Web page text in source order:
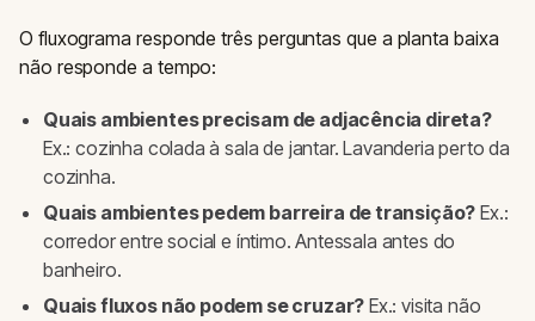
O fluxograma responde três perguntas que a planta baixa
não responde a tempo:
Quais ambientes precisam de adjacência direta?
Ex.: cozinha colada à sala de jantar. Lavanderia perto da
cozinha.
Quais ambientes pedem barreira de transição? Ex.:
corredor entre social e íntimo. Antessala antes do
banheiro.
Quais fluxos não podem se cruzar? Ex.: visita não